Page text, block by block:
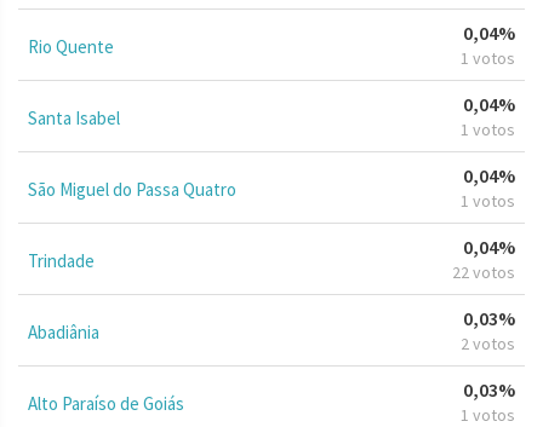
Rio Quente
0,04%
1 votos
Santa Isabel
0,04%
1 votos
São Miguel do Passa Quatro
0,04%
1 votos
Trindade
0,04%
22 votos
Abadiânia
0,03%
2 votos
Alto Paraíso de Goiás
0,03%
1 votos